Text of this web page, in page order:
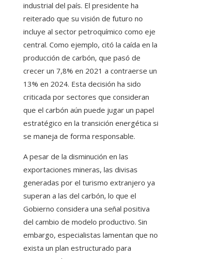
industrial del país. El presidente ha
reiterado que su visión de futuro no
incluye al sector petroquímico como eje
central. Como ejemplo, citó la caída en la
producción de carbón, que pasó de
crecer un 7,8% en 2021 a contraerse un
13% en 2024. Esta decisión ha sido
criticada por sectores que consideran
que el carbón aún puede jugar un papel
estratégico en la transición energética si
se maneja de forma responsable.
A pesar de la disminución en las
exportaciones mineras, las divisas
generadas por el turismo extranjero ya
superan a las del carbón, lo que el
Gobierno considera una señal positiva
del cambio de modelo productivo. Sin
embargo, especialistas lamentan que no
exista un plan estructurado para